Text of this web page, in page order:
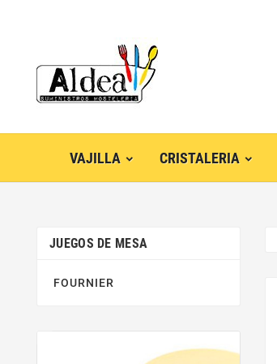
VAJILLA CRISTALERIA
JUEGOS DE MESA
FOURNIER